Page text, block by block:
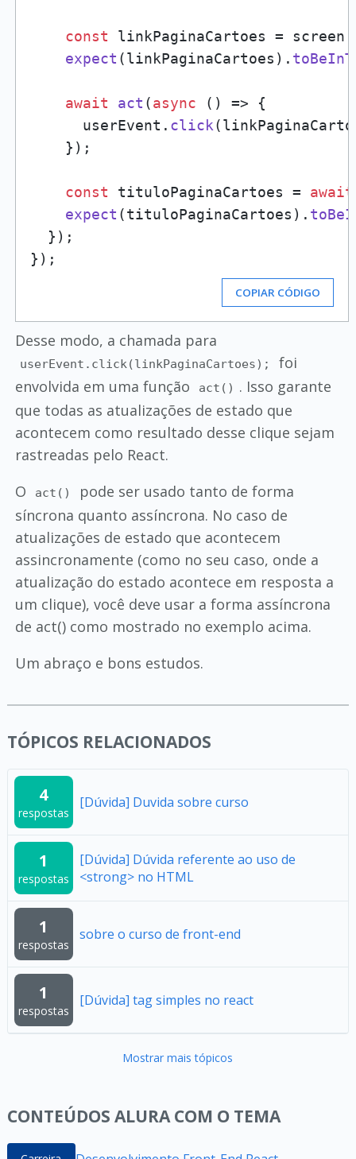
const linkPaginaCartoes = screen.
expect (linkPaginaCartoes).
await act (async () => {
      userEvent.
click
    });
const tituloPaginaCartoes = await
expect (tituloPaginaCartoes).
  });
COPIAR CÓDIGO
Desse modo, a chamada para
userEvent.click(linkPaginaCartoes);
foi
envolvida em uma função
act() . Isso garante
que todas as atualizações de estado que
acontecem como resultado desse clique sejam
rastreadas pelo React.
O
act()
pode ser usado tanto de forma
síncrona quanto assíncrona. No caso de
atualizações de estado que acontecem
assincronamente (como no seu caso, onde a
atualização do estado acontece em resposta a
um clique), você deve usar a forma assíncrona
de act() como mostrado no exemplo acima.
Um abraço e bons estudos.
TÓPICOS RELACIONADOS
4
respostas
[Dúvida] Duvida sobre curso
1
respostas
[Dúvida] Dúvida referente ao uso de
<strong> no HTML
1
respostas
sobre o curso de front-end
1
respostas
[Dúvida] tag simples no react
Mostrar mais tópicos
CONTEÚDOS ALURA COM O TEMA